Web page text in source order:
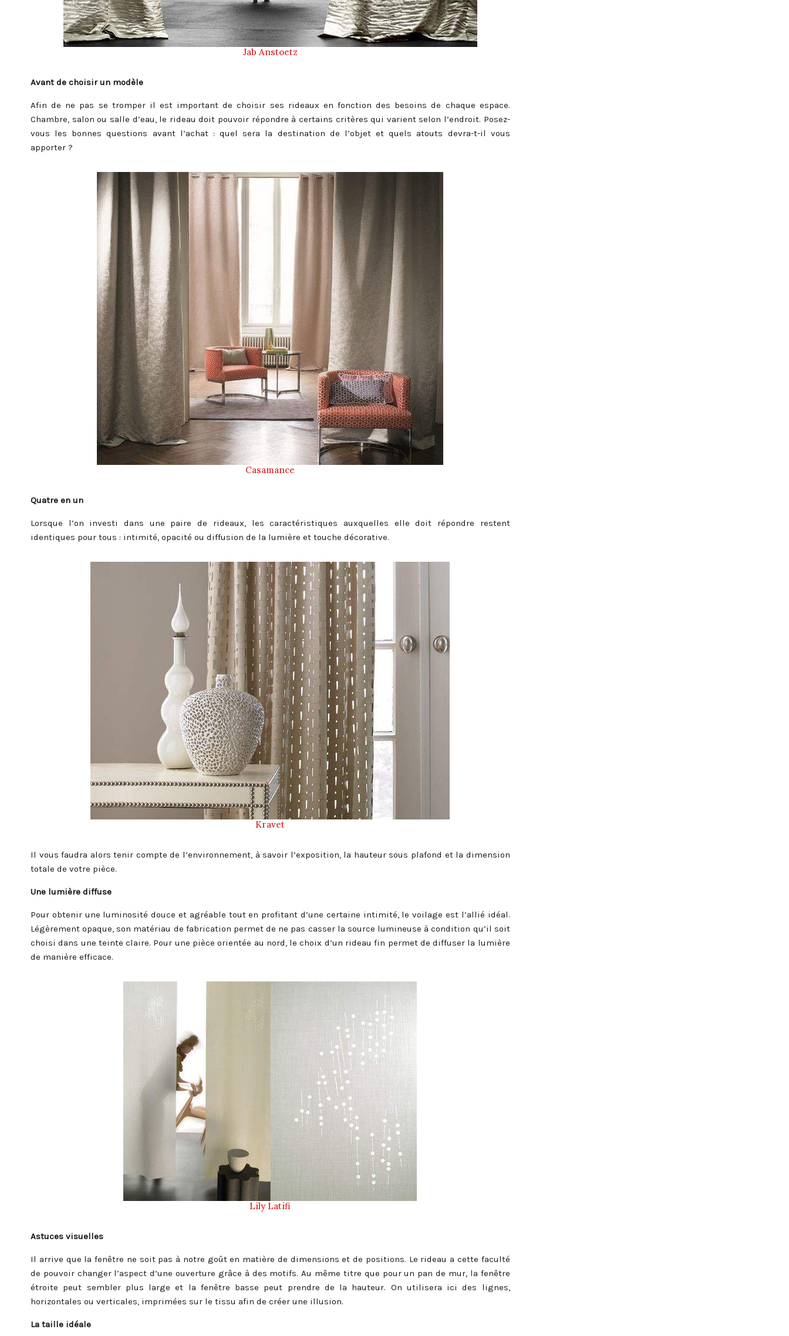
Jab Anstoetz
Avant de choisir un modèle
Afin de ne pas se tromper il est important de choisir ses rideaux en fonction des besoins de chaque espace.
Chambre, salon ou salle d’eau, le rideau doit pouvoir répondre à certains critères qui varient selon l’endroit. Posez-
vous les bonnes questions avant l’achat : quel sera la destination de l’objet et quels atouts devra-t-il vous
apporter ?
Casamance
Quatre en un
Lorsque l’on investi dans une paire de rideaux, les caractéristiques auxquelles elle doit répondre restent
identiques pour tous : intimité, opacité ou diffusion de la lumière et touche décorative.
Kravet
Il vous faudra alors tenir compte de l’environnement, à savoir l’exposition, la hauteur sous plafond et la dimension
totale de votre pièce.
Une lumière diffuse
Pour obtenir une luminosité douce et agréable tout en profitant d’une certaine intimité, le voilage est l’allié idéal.
Légèrement opaque, son matériau de fabrication permet de ne pas casser la source lumineuse à condition qu’il soit
choisi dans une teinte claire. Pour une pièce orientée au nord, le choix d’un rideau fin permet de diffuser la lumière
de manière efficace.
Lily Latifi
Astuces visuelles
Il arrive que la fenêtre ne soit pas à notre goût en matière de dimensions et de positions. Le rideau a cette faculté
de pouvoir changer l’aspect d’une ouverture grâce à des motifs. Au même titre que pour un pan de mur, la fenêtre
étroite peut sembler plus large et la fenêtre basse peut prendre de la hauteur. On utilisera ici des lignes,
horizontales ou verticales, imprimées sur le tissu afin de créer une illusion.
La taille idéale